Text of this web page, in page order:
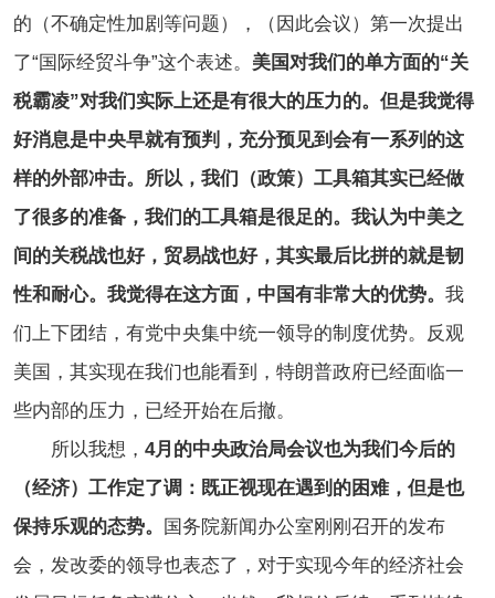
的（不确定性加剧等问题），（因此会议）第一次提出
了“国际经贸斗争”这个表述。 美国对我们的单方面的“关
税霸凌”对我们实际上还是有很大的压力的。但是我觉得
好消息是中央早就有预判，充分预见到会有一系列的这
样的外部冲击。所以，我们（政策）工具箱其实已经做
了很多的准备，我们的工具箱是很足的。 我认为中美之
间的关税战也好，贸易战也好，其实最后比拼的就是韧
性和耐心。我觉得在这方面，中国有非常大的优势。 我
们上下团结，有党中央集中统一领导的制度优势。反观
美国，其实现在我们也能看到，特朗普政府已经面临一
些内部的压力，已经开始在后撤。
所以我想， 4月的中央政治局会议也为我们今后的
（经济）工作定了调：既正视现在遇到的困难，但是也
保持乐观的态势。
国务院新闻办公室刚刚召开的发布
会，发改委的领导也表态了，对于实现今年的经济社会